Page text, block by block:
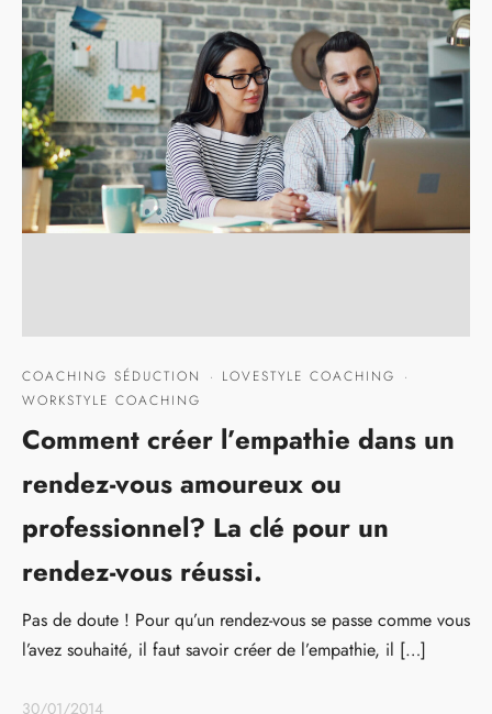
COACHING SÉDUCTION · LOVESTYLE COACHING
·
WORKSTYLE COACHING
Comment créer l’empathie dans un
rendez-vous amoureux ou
professionnel? La clé pour un
rendez-vous réussi.
Pas de doute ! Pour qu’un rendez-vous se passe comme vous
l’avez souhaité, il faut savoir créer de l’empathie, il […]
30/01/2014